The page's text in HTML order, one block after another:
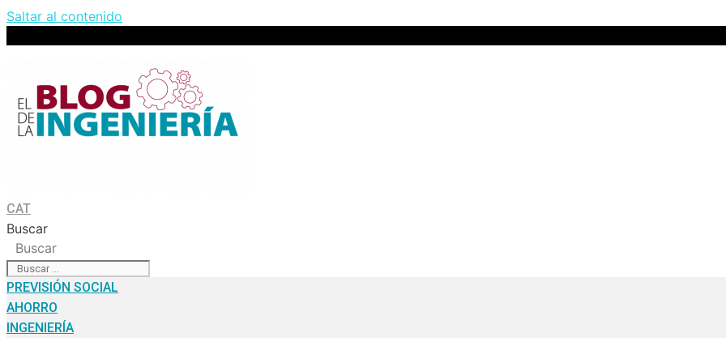
Saltar al contenido
CAT
Buscar
Buscar
PREVISIÓN SOCIAL
AHORRO
INGENIERÍA